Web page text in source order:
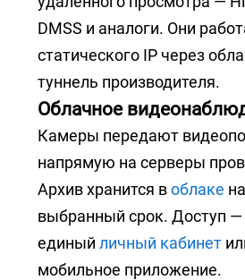
DMSS и аналоги. Они
статического IP через
туннель производителя.
Облачное
Камеры передают
напрямую на серверы
Архив хранится воблаке на
выбранный срок. Доступ —
единыйличный кабинет
мобильное приложение.